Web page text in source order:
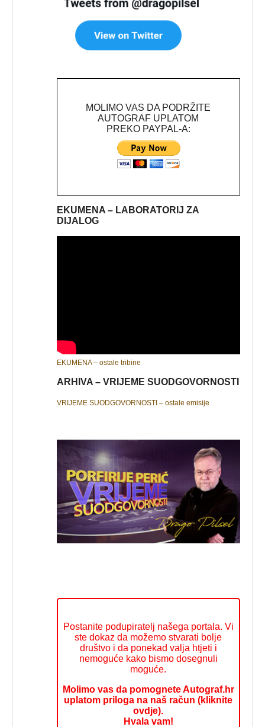
MOLIMO VAS DA PODRŽITE
AUTOGRAF UPLATOM
PREKO PAYPAL-A:
EKUMENA – LABORATORIJ ZA
DIJALOG
EKUMENA – ostale tribine
ARHIVA – VRIJEME SUODGOVORNOSTI
VRIJEME SUODGOVORNOSTI – ostale emisije
Postanite podupiratelj našega portala. Vi
ste dokaz da možemo stvarati bolje
društvo i da ponekad valja htjeti i
nemoguće kako bismo dosegnuli
moguće.
Molimo vas da pomognete Autograf.hr
uplatom priloga na naš račun (kliknite
ovdje).
Hvala vam!